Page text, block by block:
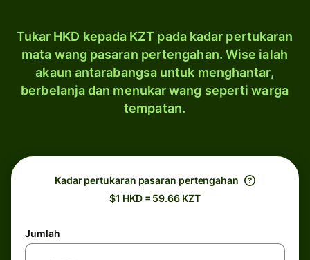
Tukar HKD kepada KZT pada kadar pertukaran
mata wang pasaran pertengahan. Wise ialah
akaun antarabangsa untuk menghantar,
berbelanja dan menukar wang seperti warga
tempatan.
Kadar pertukaran pasaran pertengahan
$1 HKD = 59.66 KZT
Jumlah